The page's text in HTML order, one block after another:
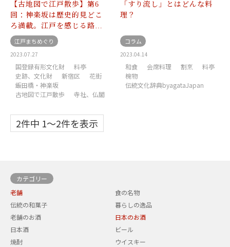
【古地図で江戸散歩】第6
回：神楽坂は歴史的見どこ
ろ満載。江戸を感じる路…
江戸まちめぐり
2023.07.27
国登録有形文化財
料亭
史跡、文化財
新宿区
花街
飯田橋・神楽坂
古地図で江戸散歩
寺社、仏閣
「すり流し」とはどんな料
理？
コラム
2023.04.14
和食 会席料理 割烹
料亭
椀物
伝統文化辞典byagataJapan
2件中 1〜2件を表示
カテゴリー
老舗
食の名物
伝統の和菓子
暮らしの逸品
老舗のお酒
日本のお酒
日本酒
ビール
焼酎
ウイスキー